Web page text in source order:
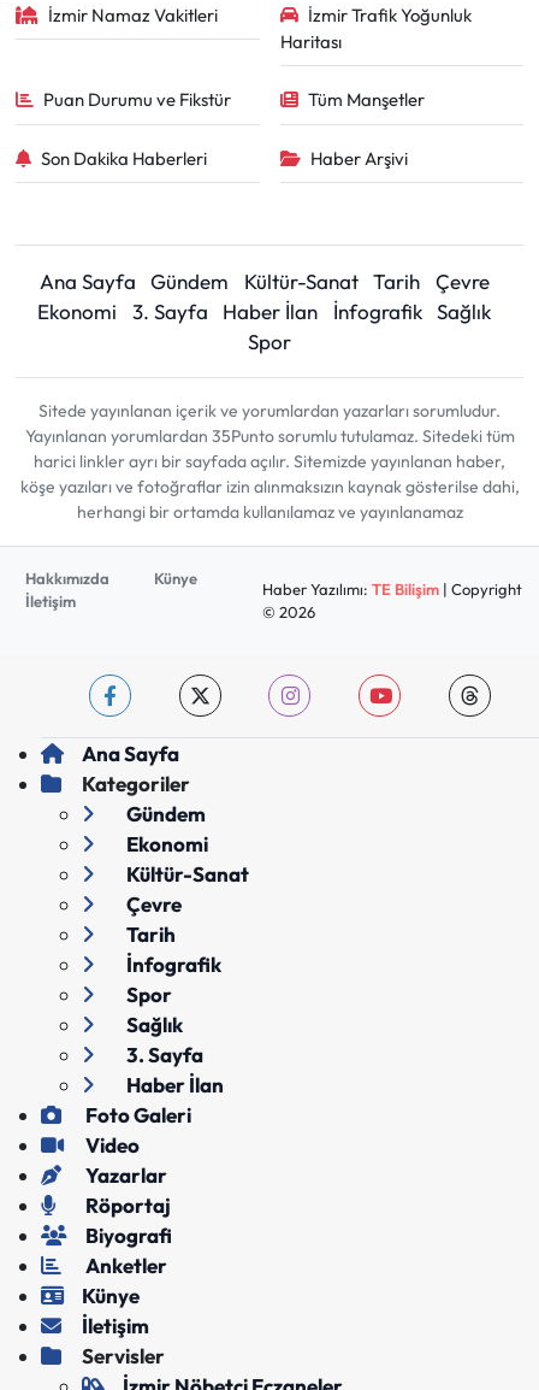
İzmir Namaz Vakitleri
İzmir Trafik Yoğunluk
Haritası
Puan Durumu ve Fikstür Tüm Manşetler
Son Dakika Haberleri Haber Arşivi
Ana Sayfa Gündem Kültür-Sanat Tarih
Çevre
Ekonomi
3. Sayfa Haber İlan İnfografik Sağlık
Spor
Sitede yayınlanan içerik ve yorumlardan yazarları sorumludur.
Yayınlanan yorumlardan 35Punto sorumlu tutulamaz. Sitedeki tüm
harici linkler ayrı bir sayfada açılır. Sitemizde yayınlanan haber,
köşe yazıları ve fotoğraflar izin alınmaksızın kaynak gösterilse dahi,
herhangi bir ortamda kullanılamaz ve yayınlanamaz
Hakkımızda
Künye
İletişim
Haber Yazılımı: TE Bilişim| Copyright
© 2026
Ana Sayfa
Kategoriler
Gündem
Ekonomi
Kültür-Sanat
Çevre
Tarih
İnfografik
Spor
Sağlık
3. Sayfa
Haber İlan
Foto Galeri
Video
Yazarlar
Röportaj
Biyografi
Anketler
Künye
İletişim
Servisler